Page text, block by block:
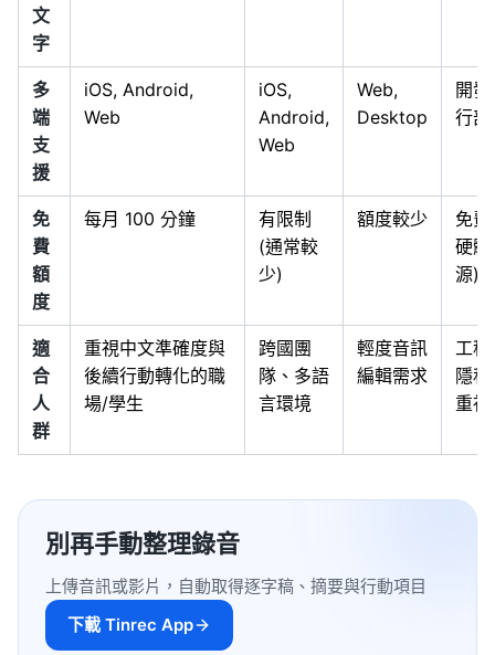
文
字
多
端
支
援
iOS, Android,
Web
iOS,
Android,
Web
Web,
Desktop
開
行部
免
費
額
度
每月 100 分鐘
有限制
(通常較
少)
額度較少
免
硬體
源)
適
合
人
群
重視中文準確度與
後續行動轉化的職
場/學生
跨國團
隊、多語
言環境
輕度音訊
編輯需求
工程
隱
重視
別再手動整理錄音
上傳音訊或影片，自動取得逐字稿、摘要與行動項目
下載 Tinrec App